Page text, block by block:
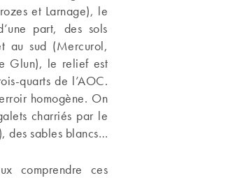
et Larnage), le
part, des sols
au sud (Mercurol,
Glun), le relief est
quarts de l’AOC.
homogène. On
charriés par le
des sables blancs…
comprendre ces